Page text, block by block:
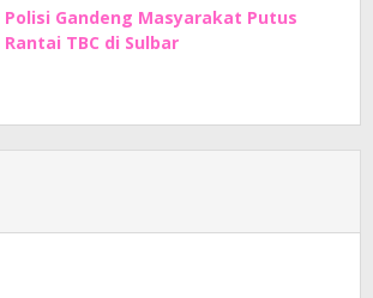
Polisi Gandeng Masyarakat Putus
Rantai TBC di Sulbar